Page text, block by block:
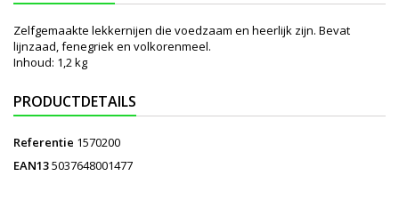
Zelfgemaakte lekkernijen die voedzaam en heerlijk zijn. Bevat
lijnzaad, fenegriek en volkorenmeel.
Inhoud: 1,2 kg
PRODUCTDETAILS
Referentie 1570200
EAN135037648001477